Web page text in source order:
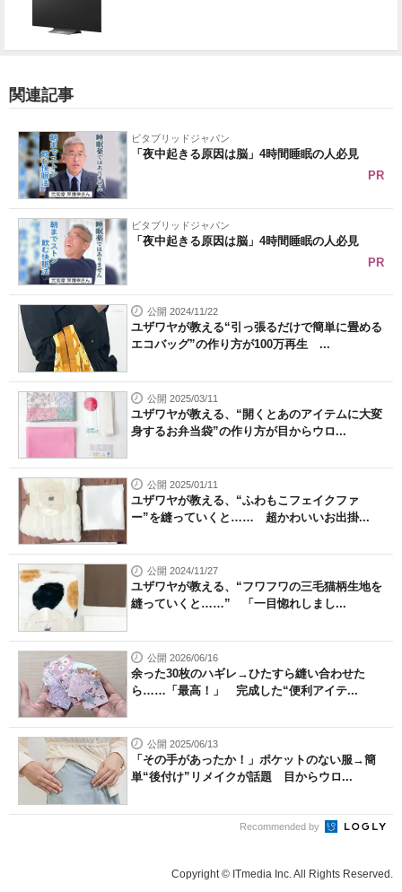
関連記事
ビタブリッドジャパン
「夜中起きる原因は脳」4時間睡眠の人必見
PR
ビタブリッドジャパン
「夜中起きる原因は脳」4時間睡眠の人必見
PR
公開 2024/11/22
ユザワヤが教える“引っ張るだけで簡単に畳める
エコバッグ”の作り方が100万再生 ...
公開 2025/03/11
ユザワヤが教える、“開くとあのアイテムに大変
身するお弁当袋”の作り方が目からウロ...
公開 2025/01/11
ユザワヤが教える、“ふわもこフェイクファ
ー”を縫っていくと…… 超かわいいお出掛...
公開 2024/11/27
ユザワヤが教える、“フワフワの三毛猫柄生地を
縫っていくと……” 「一目惚れしまし...
公開 2026/06/16
余った30枚のハギレ→ひたすら縫い合わせた
ら……「最高！」 完成した“便利アイテ...
公開 2025/06/13
「その手があったか！」ポケットのない服→簡
単“後付け”リメイクが話題 目からウロ...
Recommended by
Copyright © ITmedia Inc. All Rights Reserved.